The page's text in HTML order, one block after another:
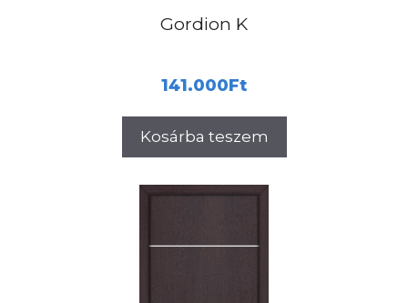
Gordion K
141.000Ft
Kosárba teszem